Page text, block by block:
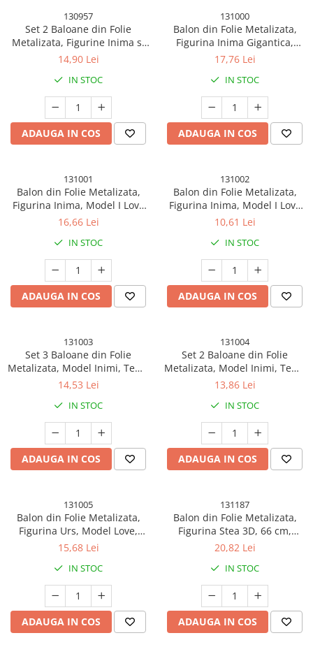
130957
Set 2 Baloane din Folie
Metalizata, Figurine Inima si
Stea, Model Marmura, 45 cm,
Umflare cu Aer sau Heliu, Bej
14,90 Lei
IN STOC
ADAUGA IN COS
131000
Balon din Folie Metalizata,
Figurina Inima Gigantica,
Tema Ziua indragostitilor, 100
Inclus, Umflare cu Aer sau
Heliu, Rosu
17,76 Lei
IN STOC
ADAUGA IN COS
131001
Balon din Folie Metalizata,
Figurina Inima, Model I Love
You, Tema Ziua
Ambalaj Individual, Pai Inclus,
Umflare cu Aer sau Heliu,
Rosu/Alb
16,66 Lei
IN STOC
ADAUGA IN COS
131002
Balon din Folie Metalizata,
Figurina Inima, Model I Love
You Scris de Mana, Tema Ziua
Ambalaj Individual, Pai Inclus,
Umflare cu Aer sau Heliu,
Rosu
10,61 Lei
IN STOC
ADAUGA IN COS
131003
Set 3 Baloane din Folie
Metalizata, Model Inimi, Tema
Ziua indragostitilor, 45 cm, 2
Individual, Pai Inclus, Umflare
cu Aer sau Heliu, Alb/Rosu
14,53 Lei
IN STOC
ADAUGA IN COS
131004
Set 2 Baloane din Folie
Metalizata, Model Inimi, Tema
Ziua indragostitilor, 45 cm,
Umflare cu Aer sau Heliu,
Argintiu/Auriu
13,86 Lei
IN STOC
ADAUGA IN COS
131005
Balon din Folie Metalizata,
Figurina Urs, Model Love,
Tema Ziua indragostitilor,
Pai Inclus, Umflare cu Aer sau
Heliu, Maro
15,68 Lei
IN STOC
ADAUGA IN COS
131187
Balon din Folie Metalizata,
Figurina Stea 3D, 66 cm,
Ambalaj Individual, Pai inclus,
Argintiu
20,82 Lei
IN STOC
ADAUGA IN COS